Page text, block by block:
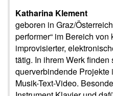
Katharina Klement
geboren in Graz/
performer“ im Bereich von
improvisierter,
tätig. In ihrem Werk
querverbindende
Musik-Text-Video.